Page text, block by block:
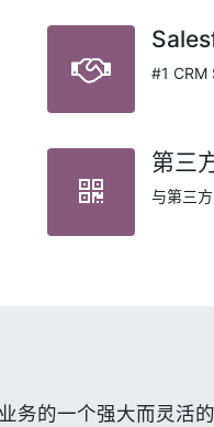
#1 CRM
第三
与第三
务的一个强大而灵活的